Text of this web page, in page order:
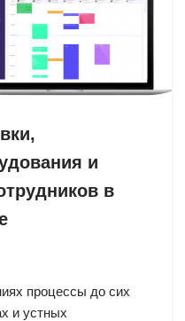
и
в
процессы до сих
и устных